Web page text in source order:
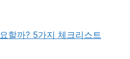
할까? 5가지 체크리스트